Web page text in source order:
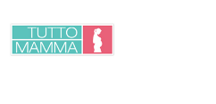
contenuto